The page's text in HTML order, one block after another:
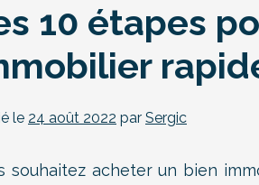
10 étapes
le 24 août 2022 par Sergic
souhaitez acheter un bien